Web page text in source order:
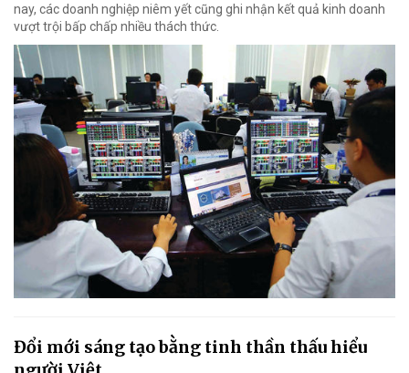
nay, các doanh nghiệp niêm yết cũng ghi nhận kết quả kinh doanh
vượt trội bấp chấp nhiều thách thức.
Đổi mới sáng tạo bằng tinh thần thấu hiểu